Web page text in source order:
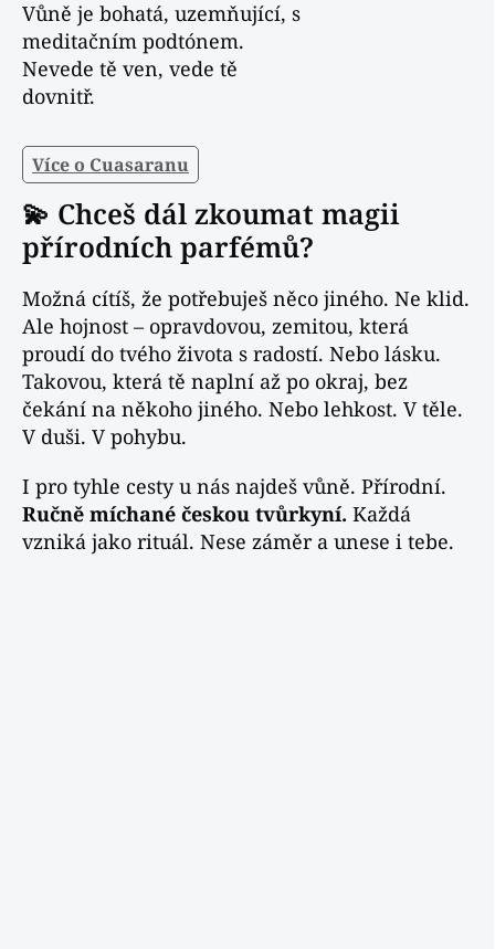
Vůně je bohatá, uzemňující, s
meditačním podtónem.
Nevede tě ven, vede tě
dovnitř.
Více o Cuasaranu
💫 Chceš dál zkoumat magii
přírodních parfémů?
Možná cítíš, že potřebuješ něco jiného. Ne klid.
Ale hojnost – opravdovou, zemitou, která
proudí do tvého života s radostí. Nebo lásku.
Takovou, která tě naplní až po okraj, bez
čekání na někoho jiného. Nebo lehkost. V těle.
V duši. V pohybu.
I pro tyhle cesty u nás najdeš vůně. Přírodní.
Ručně míchané českou tvůrkyní. Každá
vzniká jako rituál. Nese záměr a unese i tebe.